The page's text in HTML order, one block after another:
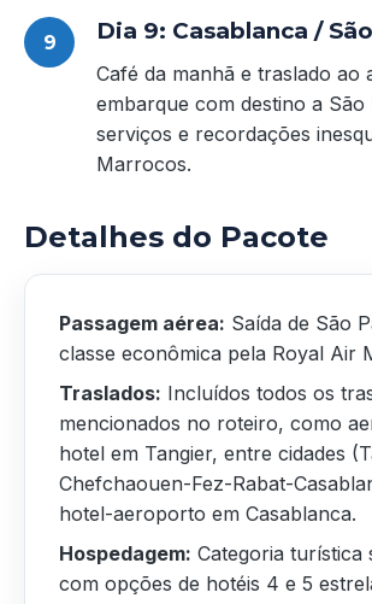
Dia 9: Casablanca /
Café da manhã e traslado ao
embarque com destino a São
serviços e recordações
Marrocos.
Detalhes do Pacote
Passagem aérea: Saída de São
classe econômica pela Royal Air
Traslados: Incluídos todos os
mencionados no roteiro, como
hotel em Tangier, entre cidades
Chefchaouen-Fez-Rabat-
hotel-aeroporto em Casablanca.
Hospedagem: Categoria turística
com opções de hotéis 4 e 5